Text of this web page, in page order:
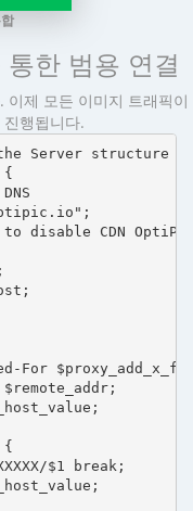
한 범용 연결
이제 모든 이미지 트래픽이
행됩니다.
Server structure
{
DNS
disable CDN
For
$1 break;